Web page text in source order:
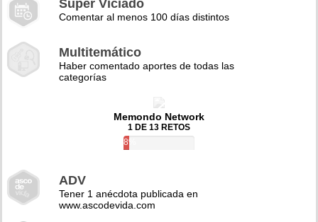
Super Viciado
Comentar al menos 100 días distintos
Multitemático
Haber comentado aportes de todas las
categorías
Memondo Network
1 DE 13 RETOS
8%
ADV
Tener 1 anécdota publicada en
www.ascodevida.com